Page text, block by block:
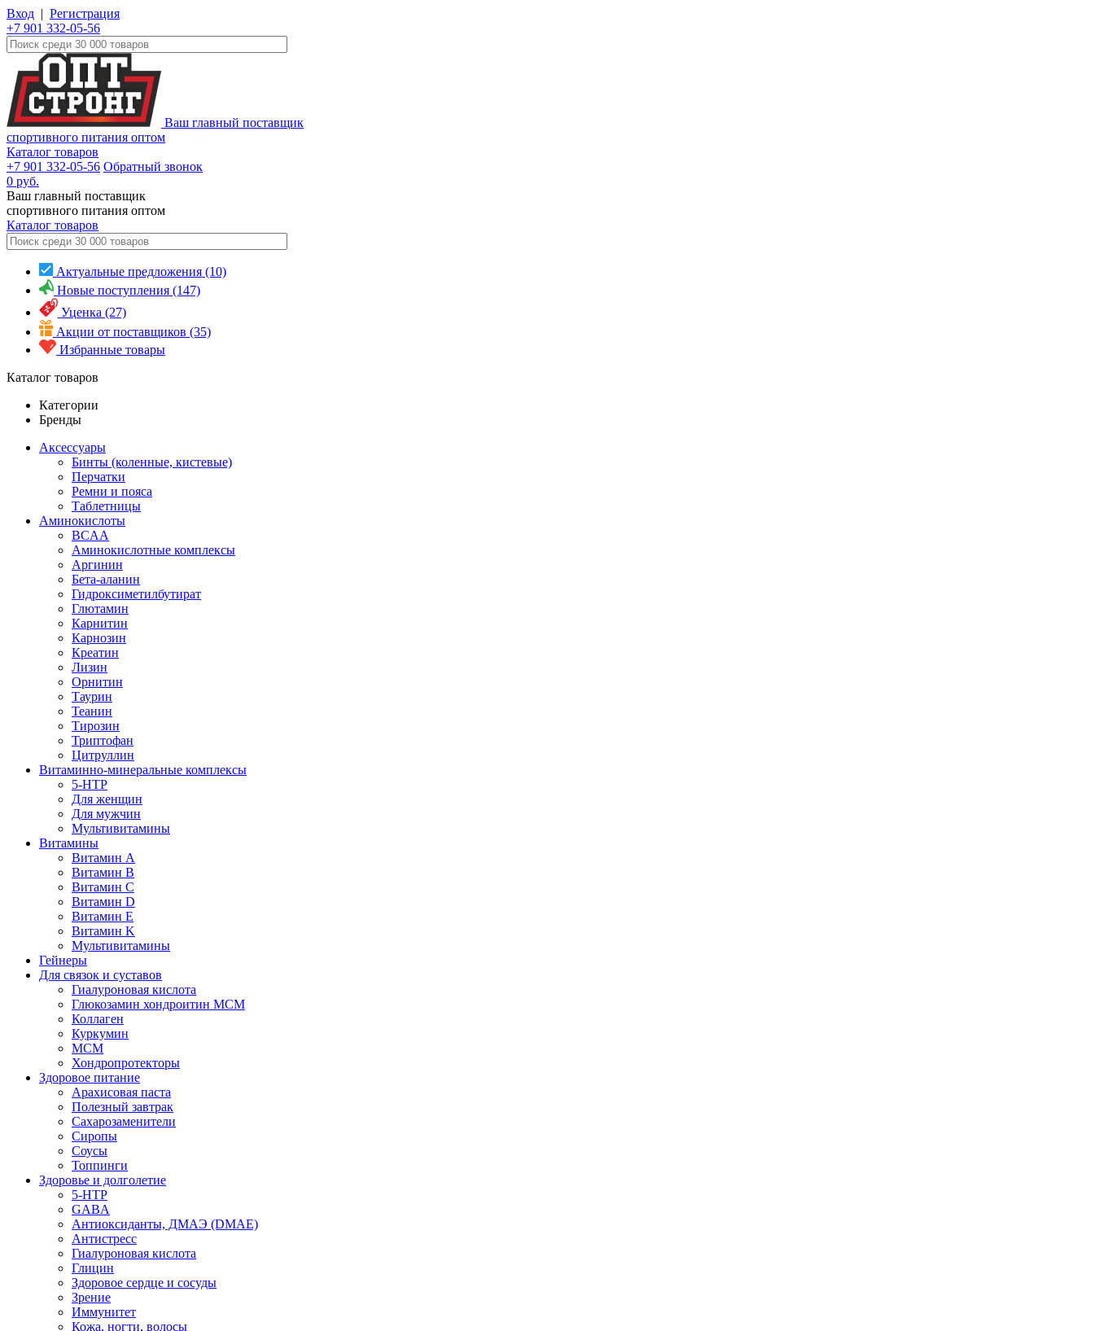
Вход | Регистрация
+7 901 332-05-56
Ваш главный поставщик
спортивного питания оптом
Каталог товаров
+7 901 332-05-56 Обратный звонок
0 руб.
Ваш главный поставщик
спортивного питания оптом
Каталог товаров
Актуальные предложения (10)
Новые поступления (147)
Уценка (27)
Акции от поставщиков (35)
Избранные товары
Каталог товаров
Категории
Бренды
Аксессуары
Бинты (коленные, кистевые)
Перчатки
Ремни и пояса
Таблетницы
Аминокислоты
BCAA
Аминокислотные комплексы
Аргинин
Бета-аланин
Гидроксиметилбутират
Глютамин
Карнитин
Карнозин
Креатин
Лизин
Орнитин
Таурин
Теанин
Тирозин
Триптофан
Цитруллин
Витаминно-минеральные комплексы
5-HTP
Для женщин
Для мужчин
Мультивитамины
Витамины
Витамин A
Витамин B
Витамин C
Витамин D
Витамин E
Витамин K
Мультивитамины
Гейнеры
Для связок и суставов
Гиалуроновая кислота
Глюкозамин хондроитин МСМ
Коллаген
Куркумин
МСМ
Хондропротекторы
Здоровое питание
Арахисовая паста
Полезный завтрак
Сахарозаменители
Сиропы
Соусы
Топпинги
Здоровье и долголетие
5-HTP
GABA
Антиоксиданты, ДМАЭ (DMAE)
Антистресс
Гиалуроновая кислота
Глицин
Здоровое сердце и сосуды
Зрение
Иммунитет
Кожа, ногти, волосы